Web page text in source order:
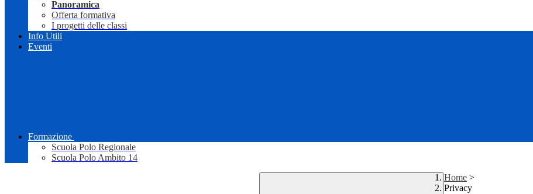
Panoramica
Offerta formativa
I progetti delle classi
Info Utili
Eventi
Formazione
Scuola Polo Regionale
Scuola Polo Ambito 14
Home >
Privacy